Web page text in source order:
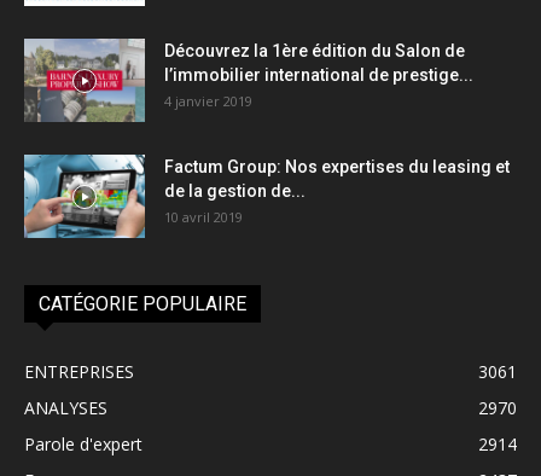
Découvrez la 1ère édition du Salon de
l’immobilier international de prestige...
4 janvier 2019
Factum Group: Nos expertises du leasing et
de la gestion de...
10 avril 2019
CATÉGORIE POPULAIRE
ENTREPRISES
3061
ANALYSES
2970
Parole d'expert
2914